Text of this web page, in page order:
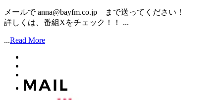
メールで anna@bayfm.co.jp まで送ってください！
詳しくは、番組Xをチェック！！ ...
...Read More